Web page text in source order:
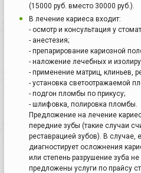
(15000 руб. вместо 30000 руб.).
В лечение кариеса входит:
- осмотр и консультация у
- анестезия;
- препарирование кариозной
- наложение лечебных и
- применение матриц, клиньев,
- установка светоотражаемой
- подгон пломбы по прикусу;
- шлифовка, полировка пломбы.
Предложение на лечение
передние зубы (такие случаи
реставрацией зубов). В случае,
диагностирует осложнения
или степень разрушение зуба
предложены услуги по прайсу